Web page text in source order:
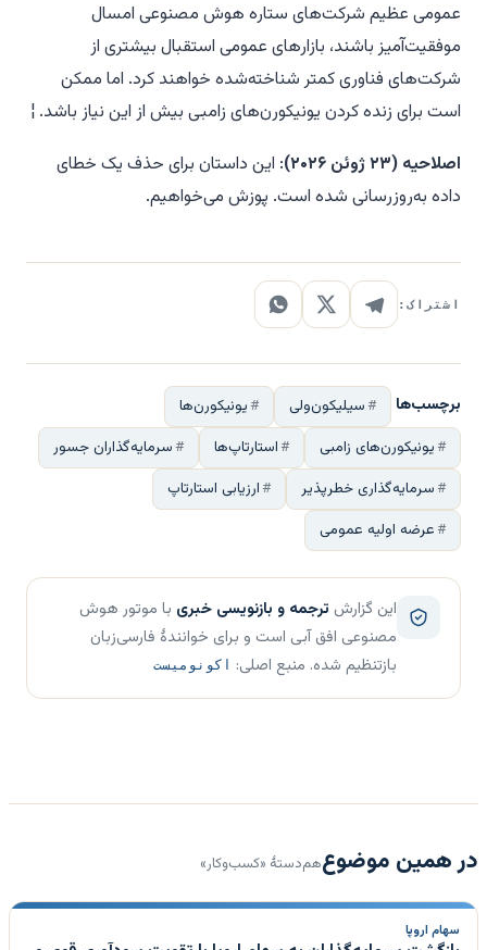
عمومی عظیم شرکت‌های ستاره هوش مصنوعی امسال
موفقیت‌آمیز باشند، بازارهای عمومی استقبال بیشتری از
شرکت‌های فناوری کمتر شناخته‌شده خواهند کرد. اما ممکن
است برای زنده کردن یونیکورن‌های زامبی بیش از این نیاز باشد. ¦
اصلاحیه (۲۳ ژوئن ۲۰۲۶)
: این داستان برای حذف یک خطای
داده به‌روزرسانی شده است. پوزش می‌خواهیم.
اشتراک:
برچسب‌ها سیلیکون‌ولی
یونیکورن‌ها
یونیکورن‌های زامبی
استارتاپ‌ها
سرمایه‌گذاران جسور
سرمایه‌گذاری خطرپذیر
ارزیابی استارتاپ
عرضه اولیه عمومی
این گزارش ترجمه و بازنویسی خبری با موتور هوش
مصنوعی افق آبی است و برای خوانندهٔ فارسی‌زبان
بازتنظیم شده. منبع اصلی:
اکونومیست
در همین موضوعهم‌دستهٔ «کسب‌وکار»
سهام اروپا